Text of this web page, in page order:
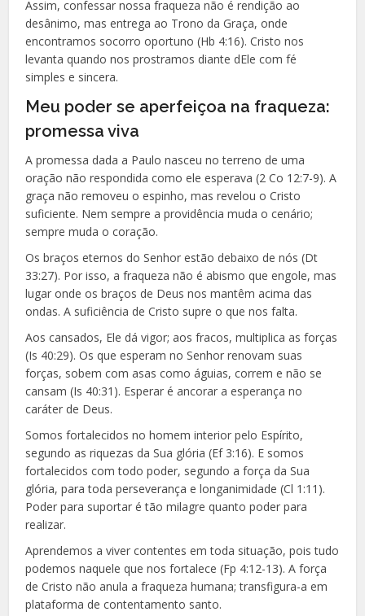
Assim, confessar nossa fraqueza não é rendição ao
desânimo, mas entrega ao Trono da Graça, onde
encontramos socorro oportuno (Hb 4:16). Cristo nos
levanta quando nos prostramos diante dEle com fé
simples e sincera.
Meu poder se aperfeiçoa na fraqueza:
promessa viva
A promessa dada a Paulo nasceu no terreno de uma
oração não respondida como ele esperava (2 Co 12:7-9). A
graça não removeu o espinho, mas revelou o Cristo
suficiente. Nem sempre a providência muda o cenário;
sempre muda o coração.
Os braços eternos do Senhor estão debaixo de nós (Dt
33:27). Por isso, a fraqueza não é abismo que engole, mas
lugar onde os braços de Deus nos mantêm acima das
ondas. A suficiência de Cristo supre o que nos falta.
Aos cansados, Ele dá vigor; aos fracos, multiplica as forças
(Is 40:29). Os que esperam no Senhor renovam suas
forças, sobem com asas como águias, correm e não se
cansam (Is 40:31). Esperar é ancorar a esperança no
caráter de Deus.
Somos fortalecidos no homem interior pelo Espírito,
segundo as riquezas da Sua glória (Ef 3:16). E somos
fortalecidos com todo poder, segundo a força da Sua
glória, para toda perseverança e longanimidade (Cl 1:11).
Poder para suportar é tão milagre quanto poder para
realizar.
Aprendemos a viver contentes em toda situação, pois tudo
podemos naquele que nos fortalece (Fp 4:12-13). A força
de Cristo não anula a fraqueza humana; transfigura-a em
plataforma de contentamento santo.